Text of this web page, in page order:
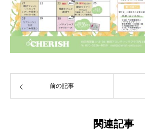
前の記事
関連記事